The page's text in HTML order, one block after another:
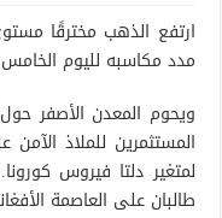
مدد مكاسبه لليوم
ويحوم المعدن الأصفر
المستثمرين للملاذ
لمتغير دلتا فيروس
طالبان على العاصمة